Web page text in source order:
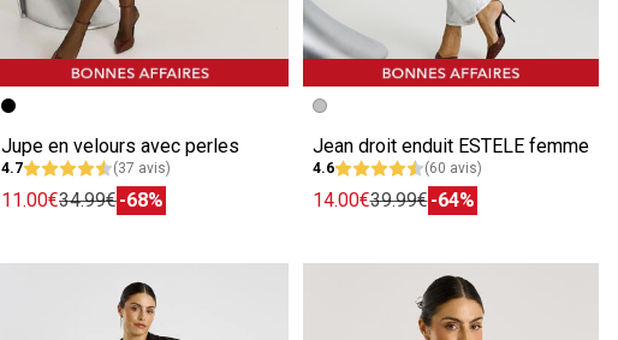
Image précédente
Image suivante
Jupe en velours avec perles
4.7 (37 avis)
11.00€34.99€-68%
Image précédente
Image suivante
Jean droit enduit ESTELE femme
4.6 (60 avis)
14.00€39.99€-64%